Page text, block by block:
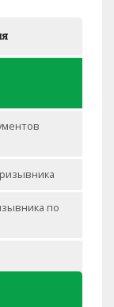
по